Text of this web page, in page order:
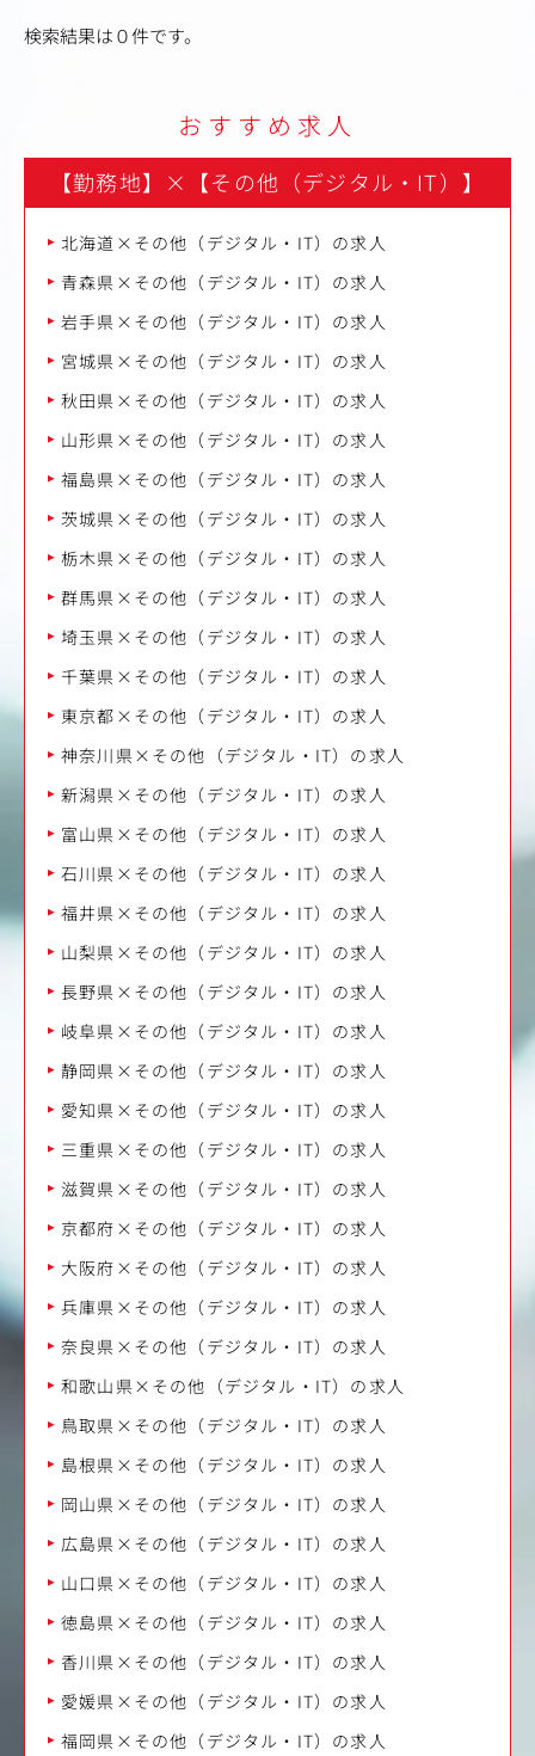
検索結果は０件です。
おすすめ求人
【勤務地】 × 【その他（デジタル・IT）】
北海道×その他（デジタル・IT）の求人
青森県×その他（デジタル・IT）の求人
岩手県×その他（デジタル・IT）の求人
宮城県×その他（デジタル・IT）の求人
秋田県×その他（デジタル・IT）の求人
山形県×その他（デジタル・IT）の求人
福島県×その他（デジタル・IT）の求人
茨城県×その他（デジタル・IT）の求人
栃木県×その他（デジタル・IT）の求人
群馬県×その他（デジタル・IT）の求人
埼玉県×その他（デジタル・IT）の求人
千葉県×その他（デジタル・IT）の求人
東京都×その他（デジタル・IT）の求人
神奈川県×その他（デジタル・IT）の求人
新潟県×その他（デジタル・IT）の求人
富山県×その他（デジタル・IT）の求人
石川県×その他（デジタル・IT）の求人
福井県×その他（デジタル・IT）の求人
山梨県×その他（デジタル・IT）の求人
長野県×その他（デジタル・IT）の求人
岐阜県×その他（デジタル・IT）の求人
静岡県×その他（デジタル・IT）の求人
愛知県×その他（デジタル・IT）の求人
三重県×その他（デジタル・IT）の求人
滋賀県×その他（デジタル・IT）の求人
京都府×その他（デジタル・IT）の求人
大阪府×その他（デジタル・IT）の求人
兵庫県×その他（デジタル・IT）の求人
奈良県×その他（デジタル・IT）の求人
和歌山県×その他（デジタル・IT）の求人
鳥取県×その他（デジタル・IT）の求人
島根県×その他（デジタル・IT）の求人
岡山県×その他（デジタル・IT）の求人
広島県×その他（デジタル・IT）の求人
山口県×その他（デジタル・IT）の求人
徳島県×その他（デジタル・IT）の求人
香川県×その他（デジタル・IT）の求人
愛媛県×その他（デジタル・IT）の求人
福岡県×その他（デジタル・IT）の求人